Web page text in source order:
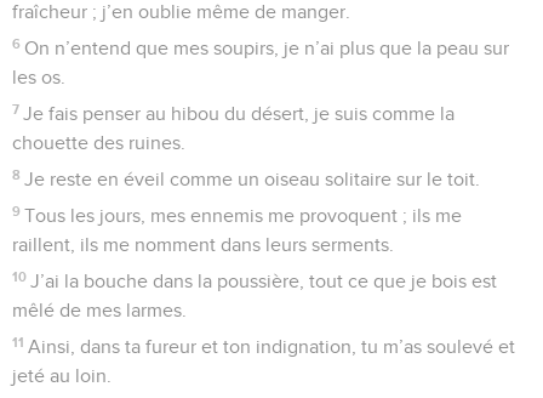
fraîcheur ; j’en oublie même de manger.
6 On n’entend que mes soupirs, je n’ai plus que la peau sur
les os.
7 Je fais penser au hibou du désert, je suis comme la
chouette des ruines.
8 Je reste en éveil comme un oiseau solitaire sur le toit.
9 Tous les jours, mes ennemis me provoquent ; ils me
raillent, ils me nomment dans leurs serments.
10 J’ai la bouche dans la poussière, tout ce que je bois est
mêlé de mes larmes.
11 Ainsi, dans ta fureur et ton indignation, tu m’as soulevé et
jeté au loin.